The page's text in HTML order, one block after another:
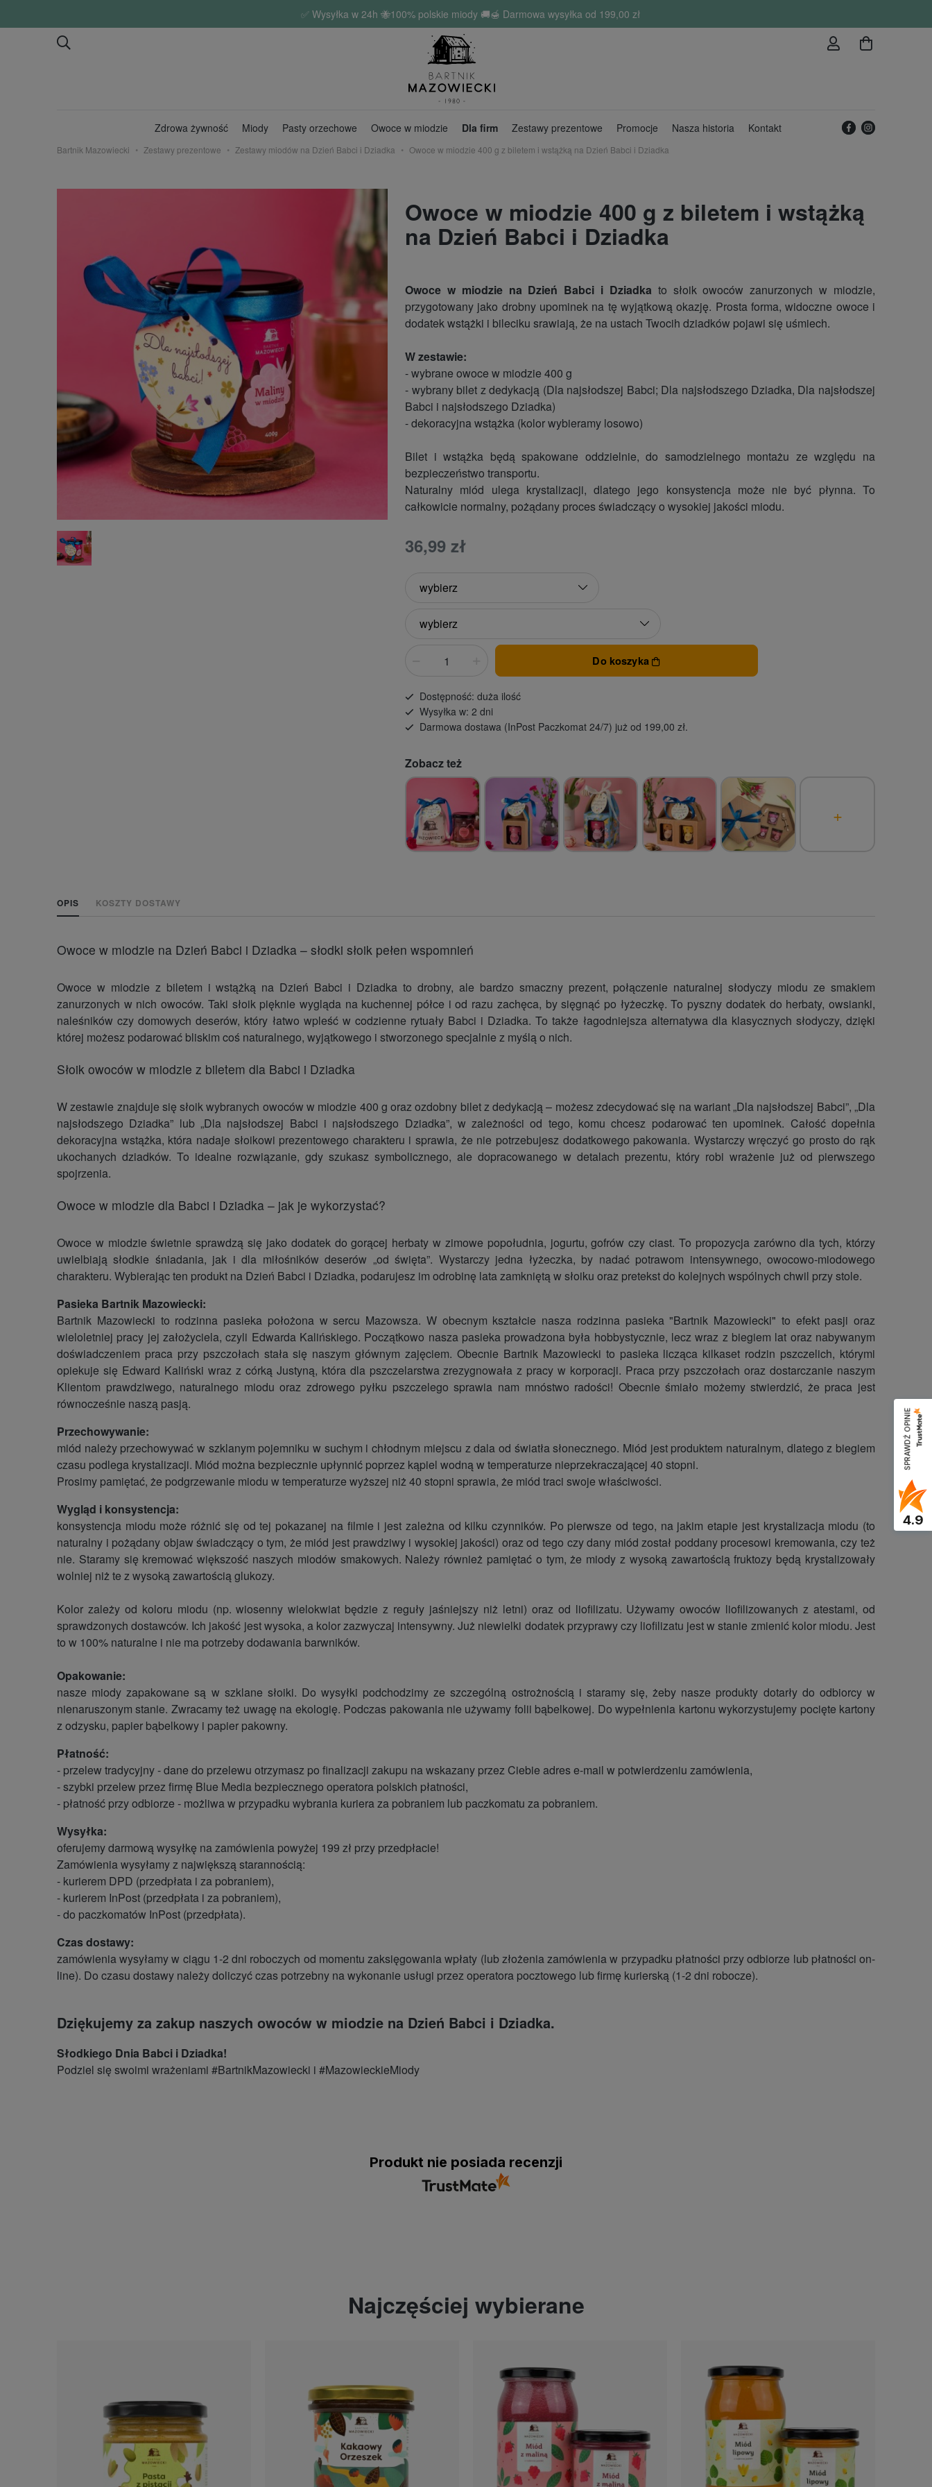
✅ Wysyłka w 24h 🐝100% polskie miody 🚚🍯 Darmowa wysyłka od 199,00 zł
Zdrowa żywność Miody Pasty orzechowe Owoce w miodzie Dla firm Zestawy prezentowe Promocje Nasza historia Kontakt
Bartnik Mazowiecki Zestawy prezentowe Zestawy miodów na Dzień Babci i Dziadka Owoce w miodzie 400 g z biletem i wstążką na Dzień Babci i Dziadka
Owoce w miodzie 400 g z biletem i wstążką
na Dzień Babci i Dziadka
Owoce w miodzie na Dzień Babci i Dziadka to słoik owoców zanurzonych w miodzie,
przygotowany jako drobny upominek na tę wyjątkową okazję. Prosta forma, widoczne owoce i
dodatek wstążki i bileciku srawiają, że na ustach Twocih dziadków pojawi się uśmiech.
W zestawie:
- wybrane owoce w miodzie 400 g
- wybrany bilet z dedykacją (Dla najsłodszej Babci; Dla najsłodszego Dziadka, Dla najsłodszej
Babci i najsłodszego Dziadka)
- dekoracyjna wstążka (kolor wybieramy losowo)
Bilet i wstążka będą spakowane oddzielnie, do samodzielnego montażu ze względu na
bezpieczeństwo transportu.
Naturalny miód ulega krystalizacji, dlatego jego konsystencja może nie być płynna. To
całkowicie normalny, pożądany proces świadczący o wysokiej jakości miodu.
36,99 zł
Do koszyka
Dostępność: duża ilość
Wysyłka w: 2 dni
Darmowa dostawa (InPost Paczkomat 24/7) już od 199,00 zł.
Zobacz też
+
OPIS KOSZTY DOSTAWY
Owoce w miodzie na Dzień Babci i Dziadka – słodki słoik pełen wspomnień
Owoce w miodzie z biletem i wstążką na Dzień Babci i Dziadka to drobny, ale bardzo smaczny prezent, połączenie naturalnej słodyczy miodu ze smakiem
zanurzonych w nich owoców. Taki słoik pięknie wygląda na kuchennej półce i od razu zachęca, by sięgnąć po łyżeczkę. To pyszny dodatek do herbaty, owsianki,
naleśników czy domowych deserów, który łatwo wpleść w codzienne rytuały Babci i Dziadka. To także łagodniejsza alternatywa dla klasycznych słodyczy, dzięki
której możesz podarować bliskim coś naturalnego, wyjątkowego i stworzonego specjalnie z myślą o nich.
Słoik owoców w miodzie z biletem dla Babci i Dziadka
W zestawie znajduje się słoik wybranych owoców w miodzie 400 g oraz ozdobny bilet z dedykacją – możesz zdecydować się na wariant „Dla najsłodszej Babci”, „Dla
najsłodszego Dziadka” lub „Dla najsłodszej Babci i najsłodszego Dziadka”, w zależności od tego, komu chcesz podarować ten upominek. Całość dopełnia
dekoracyjna wstążka, która nadaje słoikowi prezentowego charakteru i sprawia, że nie potrzebujesz dodatkowego pakowania. Wystarczy wręczyć go prosto do rąk
ukochanych dziadków. To idealne rozwiązanie, gdy szukasz symbolicznego, ale dopracowanego w detalach prezentu, który robi wrażenie już od pierwszego
spojrzenia.
Owoce w miodzie dla Babci i Dziadka – jak je wykorzystać?
Owoce w miodzie świetnie sprawdzą się jako dodatek do gorącej herbaty w zimowe popołudnia, jogurtu, gofrów czy ciast. To propozycja zarówno dla tych, którzy
uwielbiają słodkie śniadania, jak i dla miłośników deserów „od święta”. Wystarczy jedna łyżeczka, by nadać potrawom intensywnego, owocowo‑miodowego
charakteru. Wybierając ten produkt na Dzień Babci i Dziadka, podarujesz im odrobinę lata zamkniętą w słoiku oraz pretekst do kolejnych wspólnych chwil przy stole.
Pasieka Bartnik Mazowiecki:
Bartnik Mazowiecki to rodzinna pasieka położona w sercu Mazowsza. W obecnym kształcie nasza rodzinna pasieka "Bartnik Mazowiecki" to efekt pasji oraz
wieloletniej pracy jej założyciela, czyli Edwarda Kalińskiego. Początkowo nasza pasieka prowadzona była hobbystycznie, lecz wraz z biegiem lat oraz nabywanym
doświadczeniem praca przy pszczołach stała się naszym głównym zajęciem. Obecnie Bartnik Mazowiecki to pasieka licząca kilkaset rodzin pszczelich, którymi
opiekuje się Edward Kaliński wraz z córką Justyną, która dla pszczelarstwa zrezygnowała z pracy w korporacji. Praca przy pszczołach oraz dostarczanie naszym
Klientom prawdziwego, naturalnego miodu oraz zdrowego pyłku pszczelego sprawia nam mnóstwo radości! Obecnie śmiało możemy stwierdzić, że praca jest
równocześnie naszą pasją.
Przechowywanie:
miód należy przechowywać w szklanym pojemniku w suchym i chłodnym miejscu z dala od światła słonecznego. Miód jest produktem naturalnym, dlatego z biegiem
czasu podlega krystalizacji. Miód można bezpiecznie upłynnić poprzez kąpiel wodną w temperaturze nieprzekraczającej 40 stopni.
Prosimy pamiętać, że podgrzewanie miodu w temperaturze wyższej niż 40 stopni sprawia, że miód traci swoje właściwości.
Wygląd i konsystencja:
konsystencja miodu może różnić się od tej pokazanej na filmie i jest zależna od kilku czynników. Po pierwsze od tego, na jakim etapie jest krystalizacja miodu (to
naturalny i pożądany objaw świadczący o tym, że miód jest prawdziwy i wysokiej jakości) oraz od tego czy dany miód został poddany procesowi kremowania, czy też
nie. Staramy się kremować większość naszych miodów smakowych. Należy również pamiętać o tym, że miody z wysoką zawartością fruktozy będą krystalizowały
wolniej niż te z wysoką zawartością glukozy.
Kolor zależy od koloru miodu (np. wiosenny wielokwiat będzie z reguły jaśniejszy niż letni) oraz od liofilizatu. Używamy owoców liofilizowanych z atestami, od
sprawdzonych dostawców. Ich jakość jest wysoka, a kolor zazwyczaj intensywny. Już niewielki dodatek przyprawy czy liofilizatu jest w stanie zmienić kolor miodu. Jest
to w 100% naturalne i nie ma potrzeby dodawania barwników.
Opakowanie:
nasze miody zapakowane są w szklane słoiki. Do wysyłki podchodzimy ze szczególną ostrożnością i staramy się, żeby nasze produkty dotarły do odbiorcy w
nienaruszonym stanie. Zwracamy też uwagę na ekologię. Podczas pakowania nie używamy folii bąbelkowej. Do wypełnienia kartonu wykorzystujemy pocięte kartony
z odzysku, papier bąbelkowy i papier pakowny.
Płatność:
- przelew tradycyjny - dane do przelewu otrzymasz po finalizacji zakupu na wskazany przez Ciebie adres e-mail w potwierdzeniu zamówienia,
- szybki przelew przez firmę Blue Media bezpiecznego operatora polskich płatności,
- płatność przy odbiorze - możliwa w przypadku wybrania kuriera za pobraniem lub paczkomatu za pobraniem.
Wysyłka:
oferujemy darmową wysyłkę na zamówienia powyżej 199 zł przy przedpłacie!
Zamówienia wysyłamy z największą starannością:
- kurierem DPD (przedpłata i za pobraniem),
- kurierem InPost (przedpłata i za pobraniem),
- do paczkomatów InPost (przedpłata).
Czas dostawy:
zamówienia wysyłamy w ciągu 1-2 dni roboczych od momentu zaksięgowania wpłaty (lub złożenia zamówienia w przypadku płatności przy odbiorze lub płatności on-
line). Do czasu dostawy należy doliczyć czas potrzebny na wykonanie usługi przez operatora pocztowego lub firmę kurierską (1-2 dni robocze).
Dziękujemy za zakup naszych owoców w miodzie na Dzień Babci i Dziadka.
Słodkiego Dnia Babci i Dziadka!
Podziel się swoimi wrażeniami #BartnikMazowiecki i #MazowieckieMiody
Produkt nie posiada recenzji
Najczęściej wybierane
SPRAWDŹ OPINIE
4.9